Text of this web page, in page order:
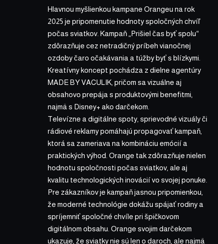
Hlavnou myšlienkou kampane Orangeu na rok
2025 je pripomenutie hodnoty spoločných chvíľ
počas sviatkov. Kampaň „Prišiel čas byť spolu“
zdôrazňuje cez netradičný príbeh vianočnej
ozdoby čaro očakávania a túžby byť s blízkymi.
Kreatívny koncept pochádza z dielne agentúry
MADE BY VACULIK, pričom sa vizuálne aj
obsahovo prepája s produktovými benefitmi,
najmä s Disney+ ako darčekom.
Televízne a digitálne spoty, sprievodné vizuály či
rádiové reklamy pomáhajú propagovať kampaň,
ktorá sa zameriava na kombináciu emócií a
praktických výhod. Orange tak zdôrazňuje nielen
hodnotu spoločnosti počas sviatkov, ale aj
kvalitu technologických inovácií vo svojej ponuke.
Pre zákazníkov je kampaň jasnou pripomienkou,
že moderné technológie dokážu spájať rodiny a
spríjemniť spoločné chvíle pri špičkovom
digitálnom obsahu. Orange svojim darčekom
ukazuje, že sviatky nie sú len o daroch, ale najmä